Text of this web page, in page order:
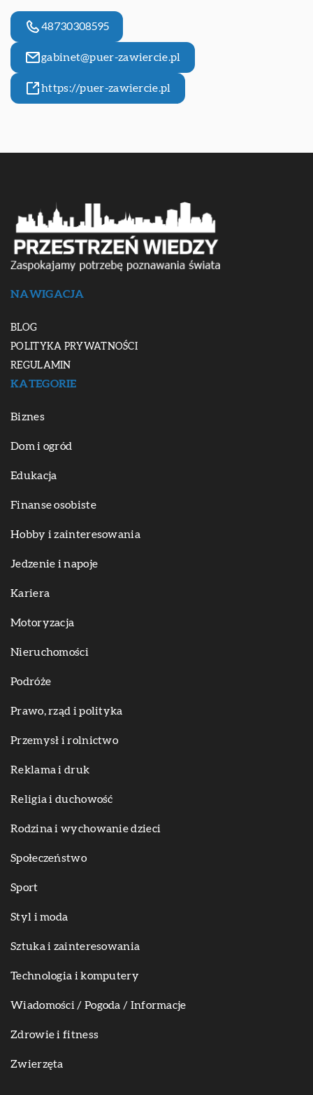
48730308595
gabinet@puer-zawiercie.pl
https://puer-zawiercie.pl
NAWIGACJA
BLOG
POLITYKA PRYWATNOŚCI
REGULAMIN
KATEGORIE
Biznes
Dom i ogród
Edukacja
Finanse osobiste
Hobby i zainteresowania
Jedzenie i napoje
Kariera
Motoryzacja
Nieruchomości
Podróże
Prawo, rząd i polityka
Przemysł i rolnictwo
Reklama i druk
Religia i duchowość
Rodzina i wychowanie dzieci
Społeczeństwo
Sport
Styl i moda
Sztuka i zainteresowania
Technologia i komputery
Wiadomości / Pogoda / Informacje
Zdrowie i fitness
Zwierzęta